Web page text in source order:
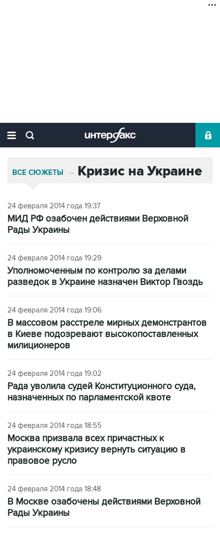
ВСЕ СЮЖЕТЫ → Кризис на Украине
24 февраля 2014 года 19:37
МИД РФ озабочен действиями Верховной
Рады Украины
24 февраля 2014 года 19:29
Уполномоченным по контролю за делами
разведок в Украине назначен Виктор Гвоздь
24 февраля 2014 года 19:06
В массовом расстреле мирных демонстрантов
в Киеве подозревают высокопоставленных
милиционеров
24 февраля 2014 года 19:02
Рада уволила судей Конституционного суда,
назначенных по парламентской квоте
24 февраля 2014 года 18:55
Москва призвала всех причастных к
украинскому кризису вернуть ситуацию в
правовое русло
24 февраля 2014 года 18:48
В Москве озабочены действиями Верховной
Рады Украины